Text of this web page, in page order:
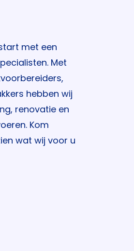
met een
Met
hebben wij
renovatie en
Kom
wat wij voor u